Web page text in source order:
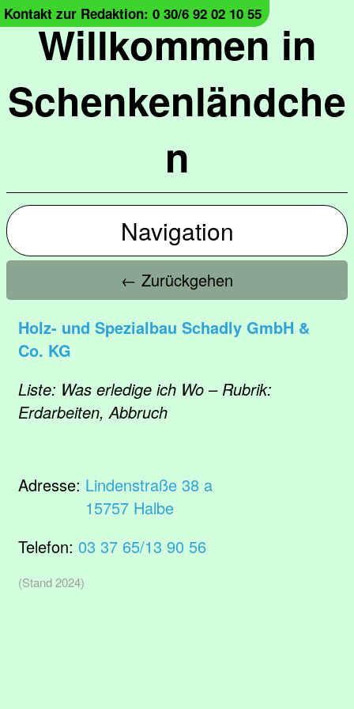
Willkommen in
Schenkenländche
n
Kontakt zur Redaktion: 0 30/6 92 02 10 55
Navigation
← Zurückgehen
Holz- und Spezialbau Schadly GmbH &
Co. KG
Liste: Was erledige ich Wo – Rubrik:
Erdarbeiten, Abbruch
Adresse: Lindenstraße 38 a
15757 Halbe
Telefon: 03 37 65/13 90 56
(Stand 2024)